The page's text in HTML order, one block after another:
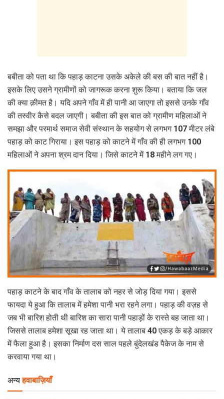
बबीता को पता था कि पहाड़ काटना उसके अकेले की बस की बात नहीं है।
इसके लिए उसने ग्रामीणों को जागरूक करना शुरू किया। बताया कि जल
की क्या क़ीमत है। यदि अपने गाँव में ही पानी आ जाएगा तो इससे उनके गाँव
की तस्वीर कैसे बदल जाएगी। बबीता की इस बात को ग्रामीण महिलाओं ने
समझा और परमार्थ समाज सेवी संस्थान के सहयोग से लगभग 107 मीटर लंबे
पहाड़ को काट गिराया। इस पहाड़ को काटने में गाँव की ही लगभग 100
महिलाओं ने अपना श्रम दान दिया। जिसे काटने में 18 महीने लग गए।
पहाड़ काटने के बाद गाँव के तालाब को नहर से जोड़ दिया गया। इससे
फायदा ये हुआ कि तालाब में हमेशा पानी भरा रहने लगा। पहाड़ की वज़ह से
जब भी बारिश होती थी बारिश का सारा पानी पहाड़ों के रास्ते बह जाता था।
जिससे तालाब हमेशा सूखा रह जाता था। ये तालाब 40 एकड़ के बड़े आकार
में फैला हुआ है। इसका निर्माण दस साल पहले बुंदेलखंड पैकेज के नाम से
करवाया गया था।
अन्य हवाबाज़ियाँ